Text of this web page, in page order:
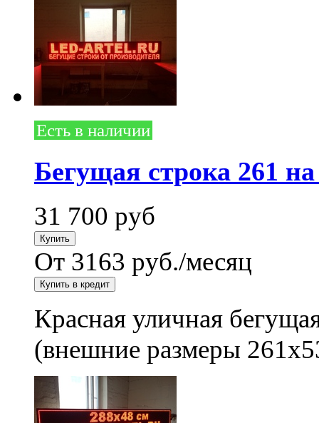
Есть в наличии
Бегущая строка 261
31 700 руб
От 3163 руб./месяц
Красная уличная
(внешние размеры